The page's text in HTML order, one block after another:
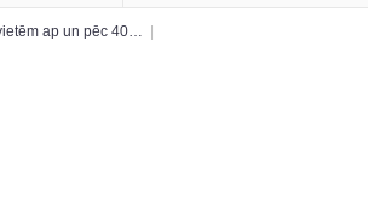
ap un pēc 40…